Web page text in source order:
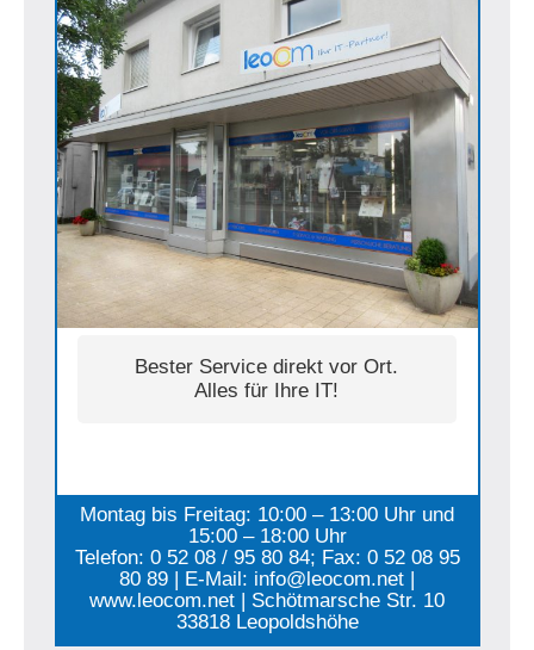
Bester Service direkt vor Ort.
Alles für Ihre IT!
Montag bis Freitag: 10:00 – 13:00 Uhr und
15:00 – 18:00 Uhr
Telefon: 0 52 08 / 95 80 84; Fax: 0 52 08 95
80 89 | E-Mail: info@leocom.net |
www.leocom.net | Schötmarsche Str. 10
33818 Leopoldshöhe